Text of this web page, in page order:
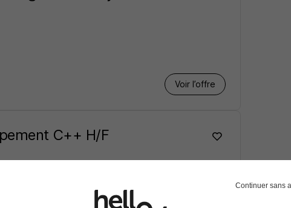
Voir l’offre
C++ H/F
Continuer sans